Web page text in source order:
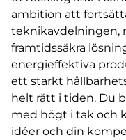
ambition att
teknikavdelningen,
framtidssäkra
energieffektiva
ett starkt
helt rätt i tiden. Du
med högt i tak och
idéer och din